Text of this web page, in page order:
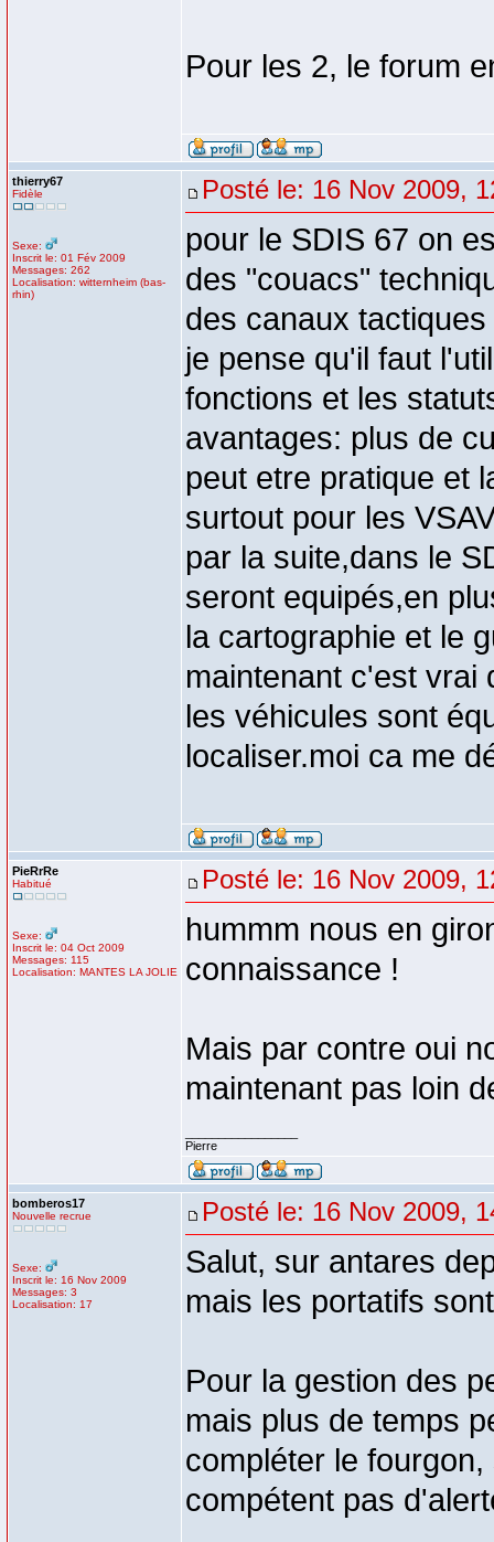
Pour les 2, le forum
thierry67
Fidèle
Sexe:
Inscrit le: 01 Fév 2009
Messages: 262
Localisation: witternheim (bas-
rhin)
Posté le: 16 Nov 2009,
pour le SDIS 67 on
des "couacs"
des canaux
je pense qu'il faut
fonctions et les
avantages: plus de
peut etre pratique et
surtout pour les
par la suite,dans le
seront equipés,en
la cartographie et le
maintenant c'est vrai
les véhicules sont
localiser.moi ca me
PieRrRe
Habitué
Sexe:
Inscrit le: 04 Oct 2009
Messages: 115
Localisation: MANTES LA JOLIE
Posté le: 16 Nov 2009,
hummm nous en
connaissance !
Mais par contre oui
maintenant pas loin
Pierre
bomberos17
Nouvelle recrue
Sexe:
Inscrit le: 16 Nov 2009
Messages: 3
Localisation: 17
Posté le: 16 Nov 2009,
Salut, sur antares
mais les portatifs
Pour la gestion des
mais plus de temps
compléter le
compétent pas